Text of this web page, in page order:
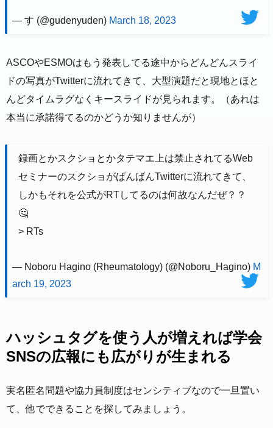
— す (@gudenyuden) March 18, 2023
ASCOやESMOはもう発表してる途中からどんどんスライ
ドの写真がTwitterに流れてきて、大型演題だと現地とほと
んどタイムラグなくキースライドが見られます。（あれは
本当に承諾得てるのかどうか知りませんが）
録画とかスクショとかタテマエ上は禁止されてるWeb
セミナーのスクショがばんばんTwitterに流れてきて、
しかもそれを公式がRTしてるのは何故なんだぜ？？
🤔
> RTs
— Noboru Hagino (Rheumatology) (@Noboru_Hagino) M
arch 19, 2023
ハッシュタグを使う人が増えれば学会
SNSの広報にも広がりが生まれる
実名匿名問題や協力員制度はセンシティブなので一旦置い
て、他でできることを探してみましょう。